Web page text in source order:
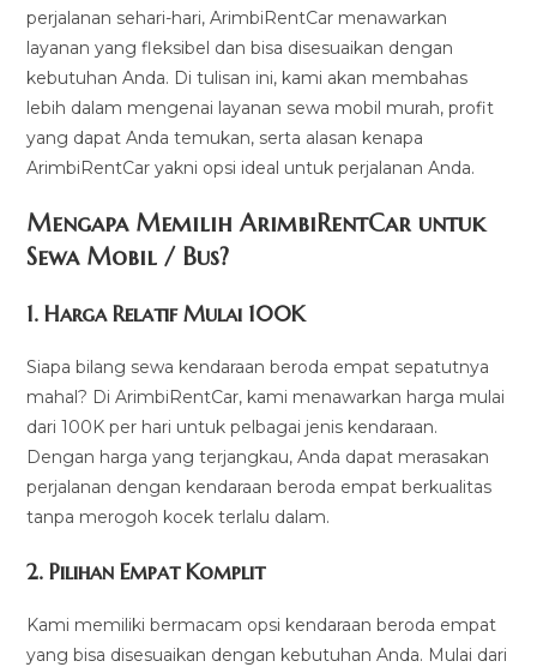
perjalanan sehari-hari, ArimbiRentCar menawarkan
layanan yang fleksibel dan bisa disesuaikan dengan
kebutuhan Anda. Di tulisan ini, kami akan membahas
lebih dalam mengenai layanan sewa mobil murah, profit
yang dapat Anda temukan, serta alasan kenapa
ArimbiRentCar yakni opsi ideal untuk perjalanan Anda.
Mengapa Memilih ArimbiRentCar untuk
Sewa Mobil / Bus?
1.Harga Relatif Mulai 100K
Siapa bilang sewa kendaraan beroda empat sepatutnya
mahal? Di ArimbiRentCar, kami menawarkan harga mulai
dari 100K per hari untuk pelbagai jenis kendaraan.
Dengan harga yang terjangkau, Anda dapat merasakan
perjalanan dengan kendaraan beroda empat berkualitas
tanpa merogoh kocek terlalu dalam.
2. Pilihan Empat Komplit
Kami memiliki bermacam opsi kendaraan beroda empat
yang bisa disesuaikan dengan kebutuhan Anda. Mulai dari